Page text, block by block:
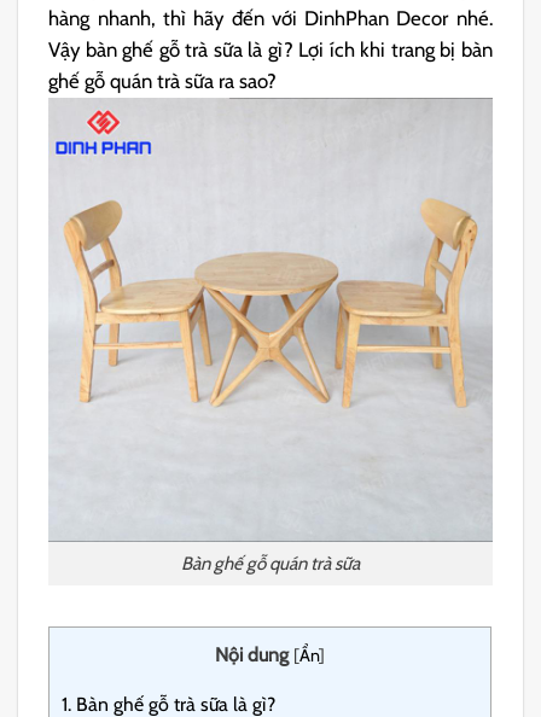
hàng nhanh, thì hãy đến với DinhPhan Decor nhé.
Vậy bàn ghế gỗ trà sữa là gì? Lợi ích khi trang bị bàn
ghế gỗ quán trà sữa ra sao?
Bàn ghế gỗ quán trà sữa
Nội dung [Ẩn]
1. Bàn ghế gỗ trà sữa là gì?